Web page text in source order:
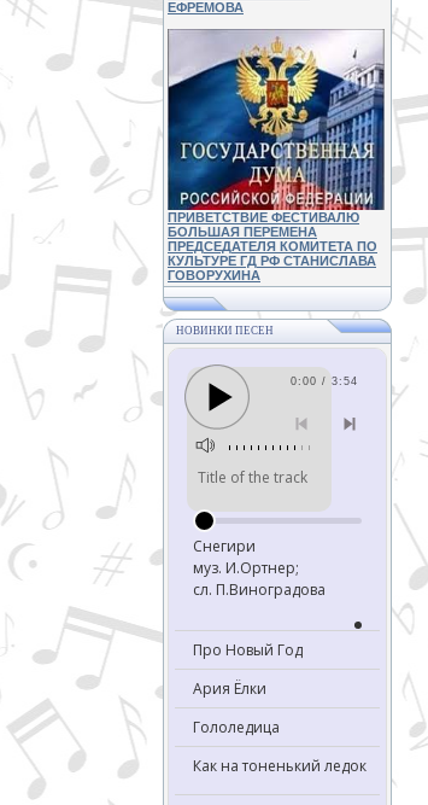
ЕФРЕМОВА
ПРИВЕТСТВИЕ ФЕСТИВАЛЮ
БОЛЬШАЯ ПЕРЕМЕНА
ПРЕДСЕДАТЕЛЯ КОМИТЕТА ПО
КУЛЬТУРЕ ГД РФ СТАНИСЛАВА
ГОВОРУХИНА
НОВИНКИ ПЕСЕН
Title of the track
0:00 / 3:54
Снегири
муз. И.Ортнер;
сл. П.Виноградова
Про Новый Год
Ария Ёлки
Гололедица
Как на тоненький ледок